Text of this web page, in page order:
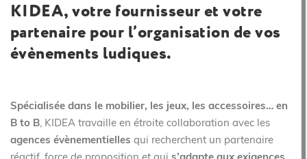
KIDEA, votre fournisseur et votre
partenaire pour l’organisation de vos
évènements ludiques.
Spécialisée dans le mobilier, les jeux, les accessoires… en
B to B, KIDEA travaille en étroite collaboration avec les
agences évènementielles qui recherchent un partenaire